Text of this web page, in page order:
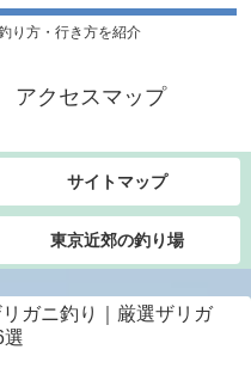
り方・行き方を紹介
アクセスマップ
サイトマップ
東京近郊の釣り場
ガニ釣り｜厳選ザリガ
選